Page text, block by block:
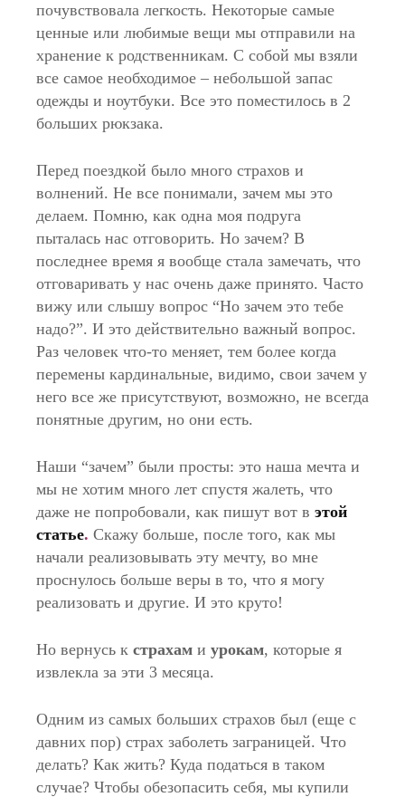
почувствовала легкость. Некоторые самые
ценные или любимые вещи мы отправили на
хранение к родственникам. С собой мы взяли
все самое необходимое – небольшой запас
одежды и ноутбуки. Все это поместилось в 2
больших рюкзака.
Перед поездкой было много страхов и
волнений. Не все понимали, зачем мы это
делаем. Помню, как одна моя подруга
пыталась нас отговорить. Но зачем? В
последнее время я вообще стала замечать, что
отговаривать у нас очень даже принято. Часто
вижу или слышу вопрос “Но зачем это тебе
надо?”. И это действительно важный вопрос.
Раз человек что-то меняет, тем более когда
перемены кардинальные, видимо, свои зачем у
него все же присутствуют, возможно, не всегда
понятные другим, но они есть.
Наши “зачем” были просты: это наша мечта и
мы не хотим много лет спустя жалеть, что
даже не попробовали, как пишут вот в этой
статье. Скажу больше, после того, как мы
начали реализовывать эту мечту, во мне
проснулось больше веры в то, что я могу
реализовать и другие. И это круто!
Но вернусь к страхам и урокам, которые я
извлекла за эти 3 месяца.
Одним из самых больших страхов был (еще с
давних пор) страх заболеть заграницей. Что
делать? Как жить? Куда податься в таком
случае? Чтобы обезопасить себя, мы купили